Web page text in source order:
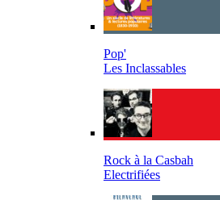
Pop'
Les Inclassables
Rock à la Casbah
Electrifiées